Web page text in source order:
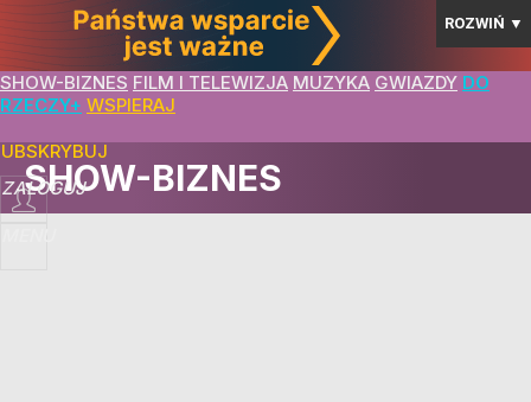
ROZWIŃ ▼
SHOW-BIZNES FILM I TELEWIZJA MUZYKA GWIAZDY DO
RZECZY+ WSPIERAJ
ZALOGUJ
SHOW-BIZNES